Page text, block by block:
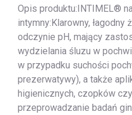
Opis produktu:INTIMEL®
intymny:Klarowny, łagodny
odczynie pH, mający
wydzielania śluzu w
w przypadku suchości
prezerwatywy), a także
higienicznych, czopków
przeprowadzanie badań